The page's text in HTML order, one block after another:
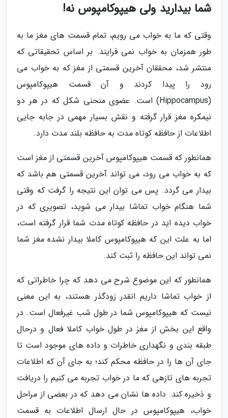
شما بیدارید ولی هیپوکامپوس نه!
وقتی که ما به خواب می رویم، تمام قسمت های مغز ما به
طور همزمان به خواب نمی فرایند. بر اساس تحقیقاتی که
منتشر شد، محققان آخرین قسمتی از مغز که به خواب می
رود را پیدا کردند و آن قسمت هیپوکامپوس
(Hippocampus) است. عضوی منحنی شکل که در هر دو
نیمکره مغز قرار گرفته و نقش بسیار مهمی در جابه جایی
اطلاعات از حافظه کوتاه مدت به حافظه بلند مدت دارد.
همانطور که قسمت هیپوکامپوس آخرین قسمتی از مغز است
که به خواب می رود، می تواند آخرین قسمتی هم باشد که
بیدار می گردد. پس می توان این نتیجه را گرفت که وقتی
شما هنگام خواب تماشا بیدار می شوید، تصویری که در
خواب دیده اید در حافظه کوتاه مدت شما قرار گرفته است،
اما به علت این که هیپوکامپوس کاملا بیدار نشده مغز شما
نمی تواند این حافظه را ثبت کند.
همانطور که این موضوع شرح می دهد که چرا خاطراتی که
از خواب تماشا داریم انقدر زودگذر هستند، به این معنی
نیست که هیپوکامپوس شما در طول شب غیرفعال است. در
واقع این بخش از مغز در طول خواب کاملا فعال و درحال
طبقه بندی و نگهداری خاطرات و داده های موجود است تا
جای آن ها را در حافظه محکم کند؛ به جای آن که اطلاعات
تجربه های تازهی که ما در خواب تجربه می کنیم را دریافت
و ذخیره کند. داده ها نشان می دهد که در بعضی از مراحل
خواب، هیپوکامپوس در حال ارسال اطلاعات به قسمت